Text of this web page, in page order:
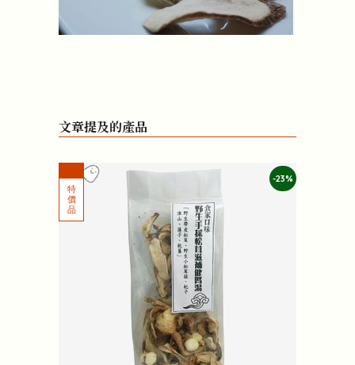
文章提及的產品
-23%